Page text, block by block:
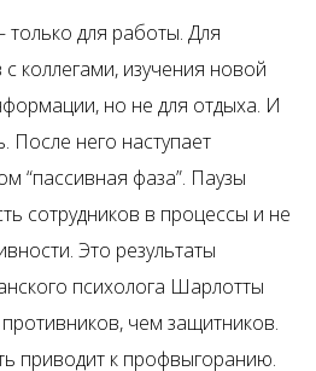
для работы. Для
коллегами, изучения новой
но не для отдыха. И
После него наступает
“пассивная фаза”. Паузы
сотрудников в процессы и не
Это результаты
психолога Шарлотты
чем защитников.
приводит к профвыгоранию.